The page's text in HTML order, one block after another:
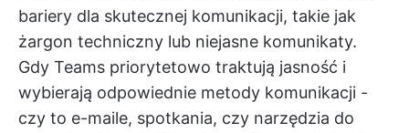
bariery dla skutecznej komunikacji, takie jak
żargon techniczny lub niejasne komunikaty.
Gdy Teams priorytetowo traktują jasność i
wybierają odpowiednie metody komunikacji -
czy to e-maile, spotkania, czy narzędzia do